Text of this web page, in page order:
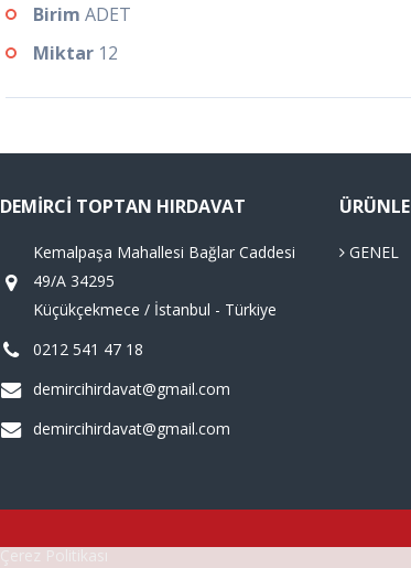
Birim ADET
Miktar 12
DEMIRCI TOPTAN HIRDAVAT
Kemalpaşa Mahallesi Bağlar Caddesi
49/A 34295
Küçükçekmece / İstanbul - Türkiye
0212 541 47 18
demircihirdavat@gmail.com
demircihirdavat@gmail.com
GENEL